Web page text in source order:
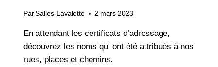
Par Salles-Lavalette 2 mars 2023
En attendant les certificats d’adressage,
découvrez les noms qui ont été attribués à nos
rues, places et chemins.